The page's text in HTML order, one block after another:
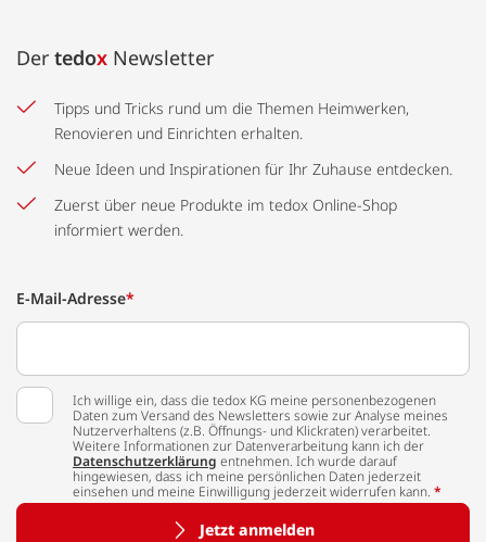
Der tedox Newsletter
Tipps und Tricks rund um die Themen Heimwerken,
Renovieren und Einrichten erhalten.
Neue Ideen und Inspirationen für Ihr Zuhause entdecken.
Zuerst über neue Produkte im tedox Online-Shop
informiert werden.
E-Mail-Adresse*
Ich willige ein, dass die tedox KG meine personenbezogenen
Daten zum Versand des Newsletters sowie zur Analyse meines
Nutzerverhaltens (z.B. Öffnungs- und Klickraten) verarbeitet.
Weitere Informationen zur Datenverarbeitung kann ich der
Datenschutzerklärung entnehmen. Ich wurde darauf
hingewiesen, dass ich meine persönlichen Daten jederzeit
einsehen und meine Einwilligung jederzeit widerrufen kann. *
Jetzt anmelden